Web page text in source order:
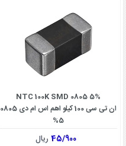
NTC 100K SMD 0805 5%
ان تی سی 100 کیلو اهم اس ام دی 0805
5%
45/900ریال